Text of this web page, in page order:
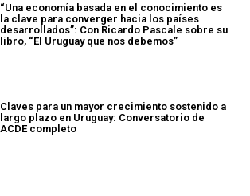
“Una economía basada en el conocimiento es
la clave para converger hacia los países
desarrollados”: Con Ricardo Pascale sobre su
libro, “El Uruguay que nos debemos”
Claves para un mayor crecimiento sostenido a
largo plazo en Uruguay: Conversatorio de
ACDE completo